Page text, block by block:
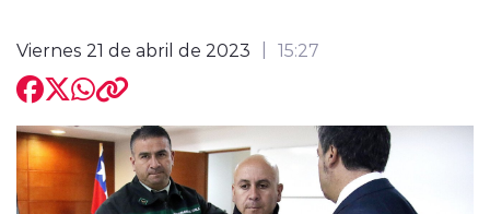
Entrevistas
Viernes 21 de abril de 2023 15:27